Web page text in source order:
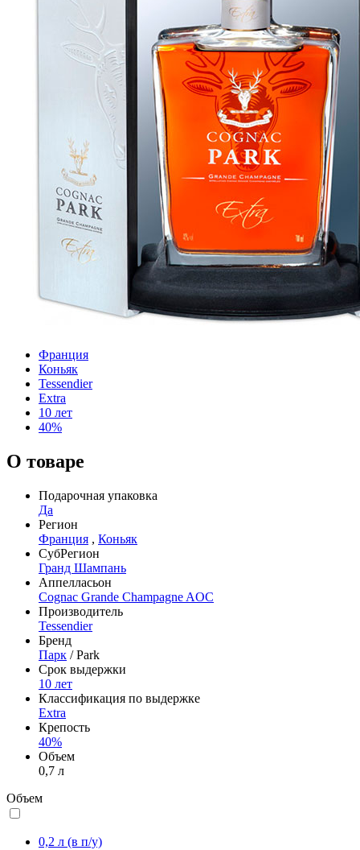
Франция
Коньяк
Tessendier
Extra
10 лет
40%
О товаре
Подарочная упаковка
Да
Регион
Франция , Коньяк
СубРегион
Гранд Шампань
Аппелласьон
Cognac Grande Champagne AOC
Производитель
Tessendier
Бренд
Парк / Park
Срок выдержки
10 лет
Классификация по выдержке
Extra
Крепость
40%
Объем
0,7 л
Объем
0,2 л (в п/у)